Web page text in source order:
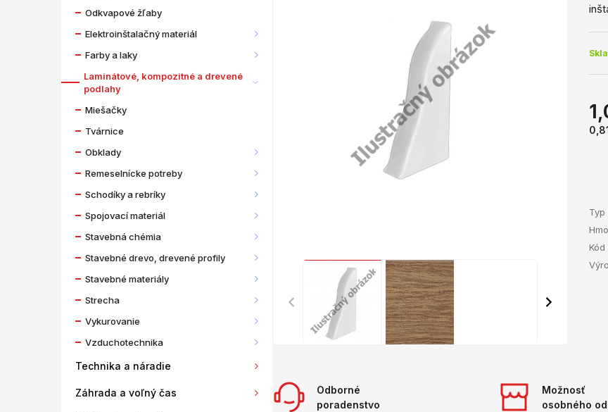
Odkvapové žľaby
Elektroinštalačný materiál
Farby a laky
Laminátové, kompozitné a drevené
podlahy
Miešačky
Tvárnice
Obklady
Remeselnícke potreby
Schodíky a rebríky
Spojovací materiál
Stavebná chémia
Stavebné drevo, drevené profily
Stavebné materiály
Strecha
Vykurovanie
Vzduchotechnika
Technika a náradie
Záhrada a voľný čas
Typ
Odborné
poradenstvo
Možnosť
osobného